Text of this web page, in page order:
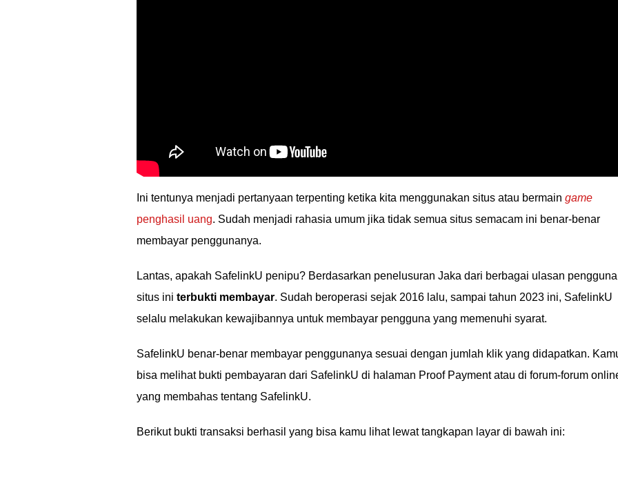
Ini tentunya menjadi pertanyaan terpenting ketika kita menggunakan situs atau bermain game
penghasil uang. Sudah menjadi rahasia umum jika tidak semua situs semacam ini benar-benar
membayar penggunanya.
Lantas, apakah SafelinkU penipu? Berdasarkan penelusuran Jaka dari berbagai ulasan
situs ini terbukti membayar. Sudah beroperasi sejak 2016 lalu, sampai tahun 2023 ini, SafelinkU
selalu melakukan kewajibannya untuk membayar pengguna yang memenuhi syarat.
SafelinkU benar-benar membayar penggunanya sesuai dengan jumlah klik yang didapatkan.
bisa melihat bukti pembayaran dari SafelinkU di halaman Proof Payment atau di forum-forum
yang membahas tentang SafelinkU.
Berikut bukti transaksi berhasil yang bisa kamu lihat lewat tangkapan layar di bawah ini: